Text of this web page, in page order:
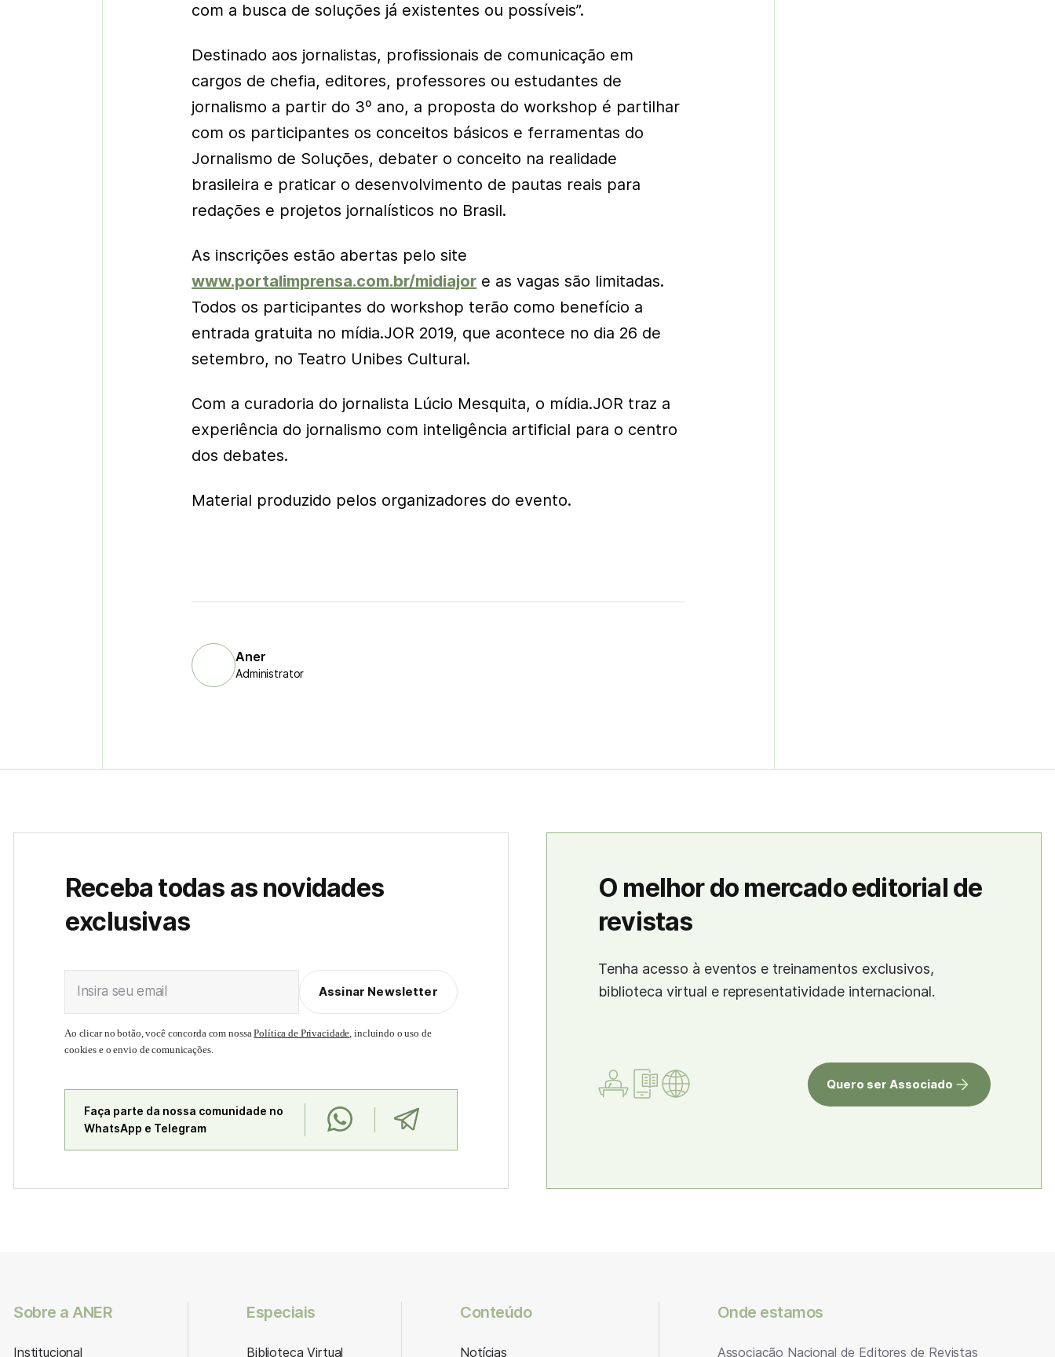
com a busca de soluções já existentes ou possíveis”.
Destinado aos jornalistas, profissionais de comunicação em
cargos de chefia, editores, professores ou estudantes de
jornalismo a partir do 3º ano, a proposta do workshop é partilhar
com os participantes os conceitos básicos e ferramentas do
Jornalismo de Soluções, debater o conceito na realidade
brasileira e praticar o desenvolvimento de pautas reais para
redações e projetos jornalísticos no Brasil.
As inscrições estão abertas pelo site
www.portalimprensa.com.br/midiajor e as vagas são limitadas.
Todos os participantes do workshop terão como benefício a
entrada gratuita no mídia.JOR 2019, que acontece no dia 26 de
setembro, no Teatro Unibes Cultural.
Com a curadoria do jornalista Lúcio Mesquita, o mídia.JOR traz a
experiência do jornalismo com inteligência artificial para o centro
dos debates.
Material produzido pelos organizadores do evento.
Aner
Administrator
Receba todas as novidades
exclusivas
Insira seu email Assinar Newsletter
Ao clicar no botão, você concorda com nossaPolítica de Privacidade, incluindo o uso de
cookies e o envio de comunicações.
Faça parte da nossa comunidade no
WhatsApp e Telegram
O melhor do mercado editorial de
revistas
Tenha acesso à eventos e treinamentos exclusivos,
biblioteca virtual e representatividade internacional.
Quero ser Associado
Sobre a ANER
Institucional
Especiais
Biblioteca Virtual
Conteúdo
Notícias
Onde estamos
Associação Nacional de Editores de Revistas